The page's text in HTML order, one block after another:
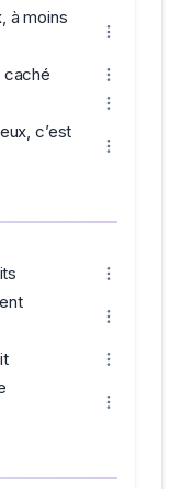
à moins
caché
c’est